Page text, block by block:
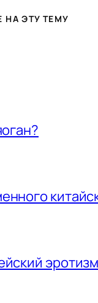
НА ЭТУ ТЕМУ
эротизм